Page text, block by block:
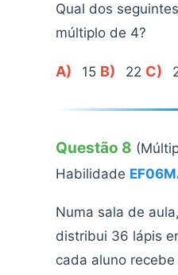
Qual dos
múltiplo de 4?
A) 15 B) 22 C)
Questão 8
Habilidade
Numa sala de
distribui 36 lápis
cada aluno